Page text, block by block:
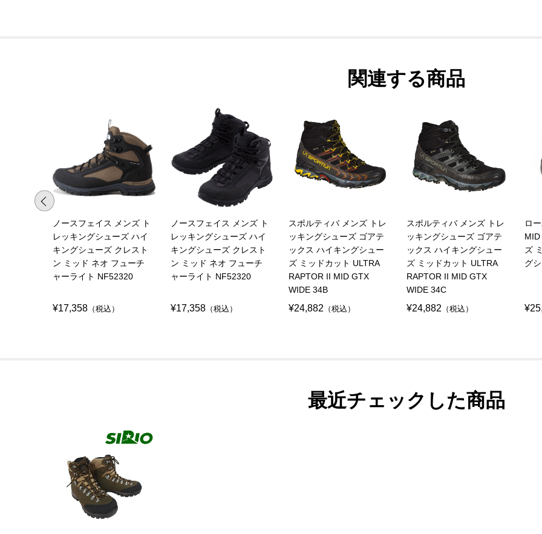
関連する商品
ノースフェイス メンズ ト
レッキングシューズ ハイ
キングシューズ クレスト
ン ミッド ネオ フューチ
ャーライト NF52320
¥17,358 （税込）
ノースフェイス メンズ ト
レッキングシューズ ハイ
キングシューズ クレスト
ン ミッド ネオ フューチ
ャーライト NF52320
¥17,358 （税込）
スポルティバ メンズ トレ
ッキングシューズ ゴアテ
ックス ハイキングシュー
ズ ミッドカット ULTRA
RAPTOR II MID GTX
WIDE 34B
¥24,882 （税込）
スポルティバ メンズ トレ
ッキングシューズ ゴアテ
ックス ハイキングシュー
ズ ミッドカット ULTRA
RAPTOR II MID GTX
WIDE 34C
¥24,882 （税込）
ロ
ズ
グ
最近チェックした商品